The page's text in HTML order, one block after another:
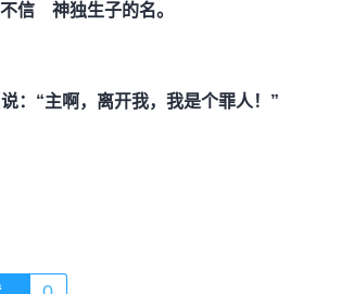
信 神独生子的名。
：“主啊，离开我，我是个罪人！”